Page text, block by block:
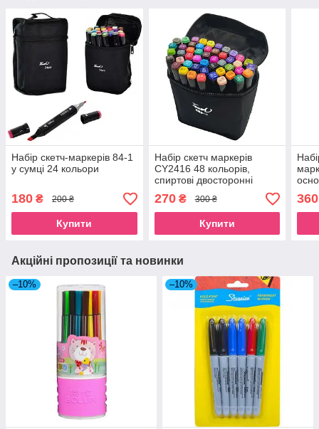
Набір скетч-маркерів 84-1
у сумці 24 кольори
180 ₴ 200 ₴
Купити
Набір скетч маркерів
CY2416 48 кольорів,
спиртові двосторонні
маркери, Довжина
маркера 15,5 см
270₴ 300 ₴
Купити
360
Акційні пропозиції та новинки
–10% –10%